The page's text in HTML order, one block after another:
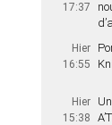
17:37
Hier
16:55
Hier
15:38